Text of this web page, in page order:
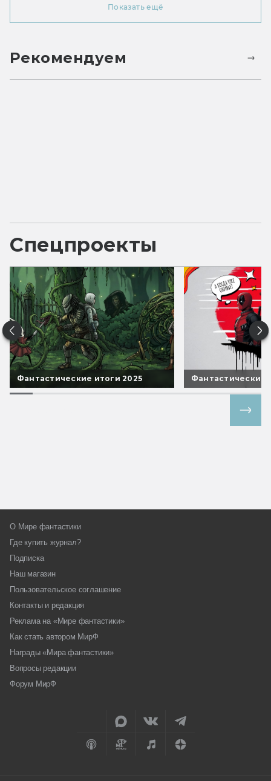
Показать ещё
Рекомендуем
Спецпроекты
Фантастические итоги 2025 Фантастические
О Мире фантастики
Где купить журнал?
Подписка
Наш магазин
Пользовательское соглашение
Контакты и редакция
Реклама на «Мире фантастики»
Как стать автором МирФ
Награды «Мира фантастики»
Вопросы редакции
Форум МирФ